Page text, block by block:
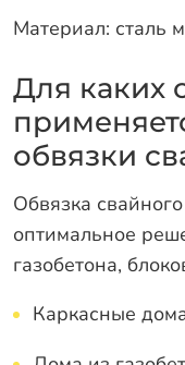
Материал: сталь
Для каких
обвязки
Обвязка
оптимальное
газобетона,
Каркасные